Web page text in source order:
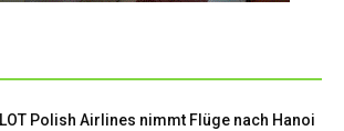
LOT Polish Airlines nimmt Flüge nach Hanoi